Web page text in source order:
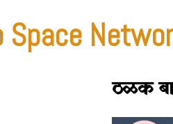
Space
ठळक